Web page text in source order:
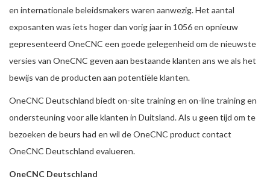
en internationale beleidsmakers waren aanwezig. Het aantal
exposanten was iets hoger dan vorig jaar in 1056 en opnieuw
gepresenteerd OneCNC een goede gelegenheid om de nieuwste
versies van OneCNC geven aan bestaande klanten ans we als het
bewijs van de producten aan potentiële klanten.
OneCNC Deutschland biedt on-site training en on-line training en
ondersteuning voor alle klanten in Duitsland. Als u geen tijd om te
bezoeken de beurs had en wil de OneCNC product contact
OneCNC Deutschland evalueren.
OneCNC Deutschland